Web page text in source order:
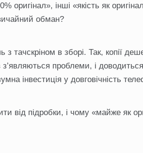
оригінал», інші «якість як
обман?
тачскріном в зборі. Так, копії
проблеми, і
інвестиція у довговічність
від підробки, і чому «майже як